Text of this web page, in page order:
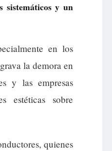
sistemáticos y un
en los
la demora en
y las empresas
estéticas sobre
quienes